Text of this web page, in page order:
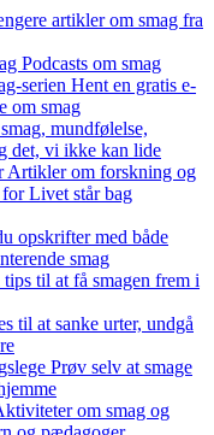
artikler om smag fra
Podcasts om smag
serien Hent en gratis e-
om smag
mundfølelse,
det, vi ikke kan lide
Artikler om forskning og
Livet står bag
opskrifter med både
smag
til at få smagen frem i
til at sanke urter, undgå
Prøv selv at smage
om smag og